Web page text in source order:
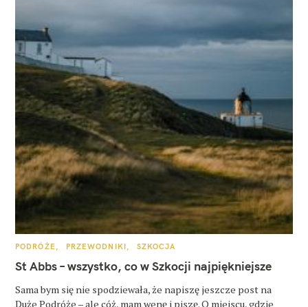
K
T
E
O
R
I
PODRÓŻE PRZEWODNIKI SZKOCJA
St Abbs – wszystko, co w Szkocji najpiękniejsze
Sama bym się nie spodziewała, że napiszę jeszcze post na
Duże Podróże – ale cóż, mam wenę i piszę. O miejscu, gdzie